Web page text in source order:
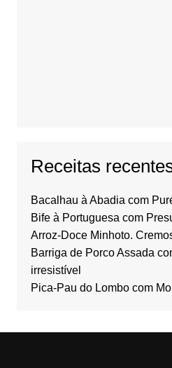
Receitas
Bacalhau à Abadia com
Bife à Portuguesa com
Arroz-Doce Minhoto.
Barriga de Porco Assada
irresistível
Pica-Pau do Lombo com